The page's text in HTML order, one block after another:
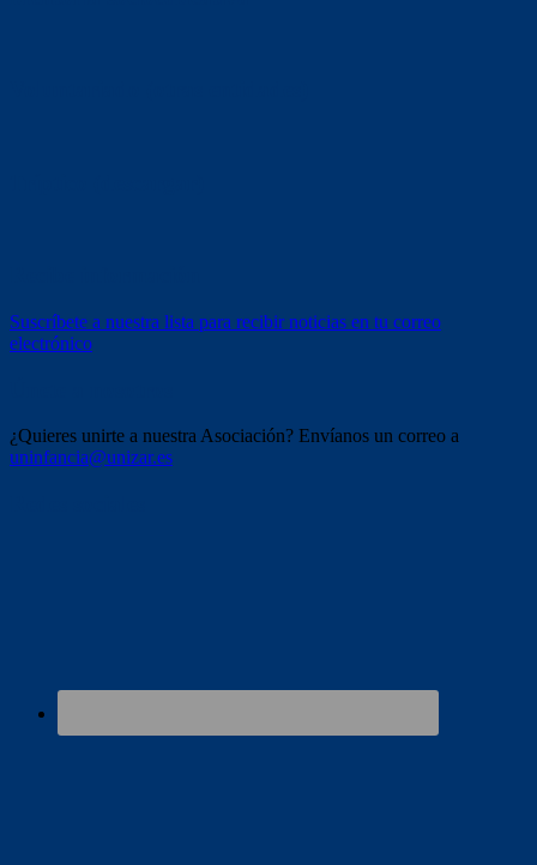
Suscríbete a nuestra lista para recibir noticias en tu correo
electrónico
¿Quieres unirte a nuestra Asociación? Envíanos un correo a
uninfancia@unizar.es